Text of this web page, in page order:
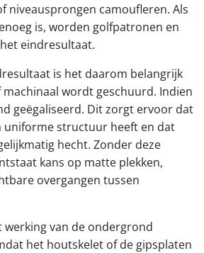
niveausprongen camoufleren. Als
is, worden golfpatronen en
eindresultaat.
is het daarom belangrijk
wordt geschuurd. Indien
geëgaliseerd. Dit zorgt ervoor dat
uniforme structuur heeft en dat
hecht. Zonder deze
kans op matte plekken,
overgangen tussen
werking van de ondergrond
het houtskelet of de gipsplaten